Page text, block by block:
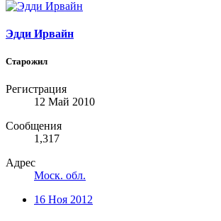
Эдди Ирвайн
Старожил
Регистрация
12 Май 2010
Сообщения
1,317
Адрес
Моск. обл.
16 Ноя 2012